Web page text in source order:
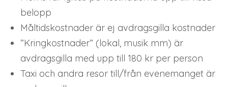
belopp
Måltidskostnader är ej avdragsgilla kostnader
”Kringkostnader” (lokal, musik mm) är
avdragsgilla med upp till 180 kr per person
Taxi och andra resor till/från evenemanget är